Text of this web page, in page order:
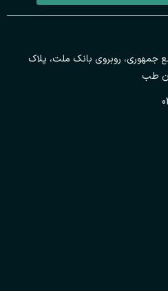
جمهوری، روبروی بانک ملت، پلاک